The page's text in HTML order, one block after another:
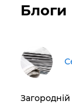
Блоги